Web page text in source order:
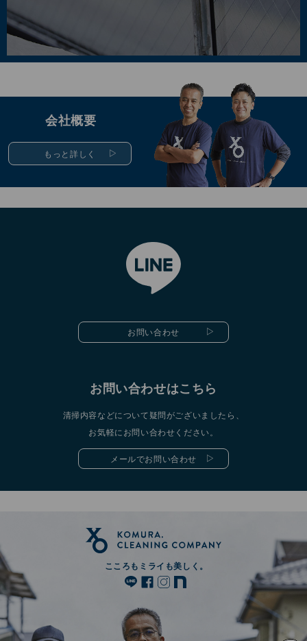
会社概要
もっと詳しく
お問い合わせ
お問い合わせはこちら
清掃内容などについて疑問がございましたら、
お気軽にお問い合わせください。
メールでお問い合わせ
こころもミライも美しく。